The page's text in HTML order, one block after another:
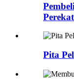
Pita